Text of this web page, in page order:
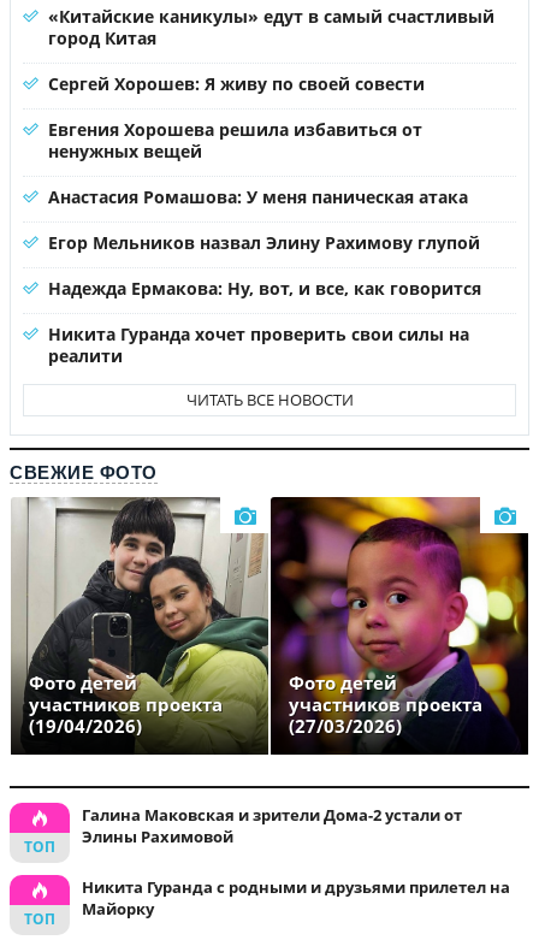
«Китайские каникулы» едут в самый счастливый
город Китая
Сергей Хорошев: Я живу по своей совести
Евгения Хорошева решила избавиться от
ненужных вещей
Анастасия Ромашова: У меня паническая атака
Егор Мельников назвал Элину Рахимову глупой
Надежда Ермакова: Ну, вот, и все, как говорится
Никита Гуранда хочет проверить свои силы на
реалити
ЧИТАТЬ ВСЕ НОВОСТИ
СВЕЖИЕ ФОТО
Фото детей
участников проекта
(19/04/2026)
Фото детей
участников проекта
(27/03/2026)
Галина Маковская и зрители Дома-2 устали от
Элины Рахимовой
Никита Гуранда с родными и друзьями прилетел на
Майорку